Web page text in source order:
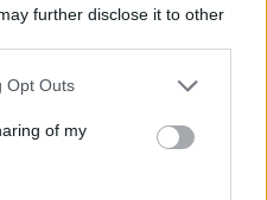
further disclose it to other
Opt Outs
of my